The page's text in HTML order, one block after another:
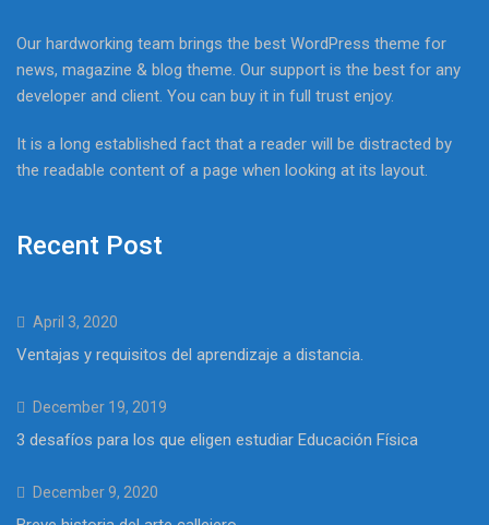
Our hardworking team brings the best WordPress theme for
news, magazine & blog theme. Our support is the best for any
developer and client. You can buy it in full trust enjoy.
It is a long established fact that a reader will be distracted by
the readable content of a page when looking at its layout.
Recent Post
April 3, 2020
Ventajas y requisitos del aprendizaje a distancia.
December 19, 2019
3 desafíos para los que eligen estudiar Educación Física
December 9, 2020